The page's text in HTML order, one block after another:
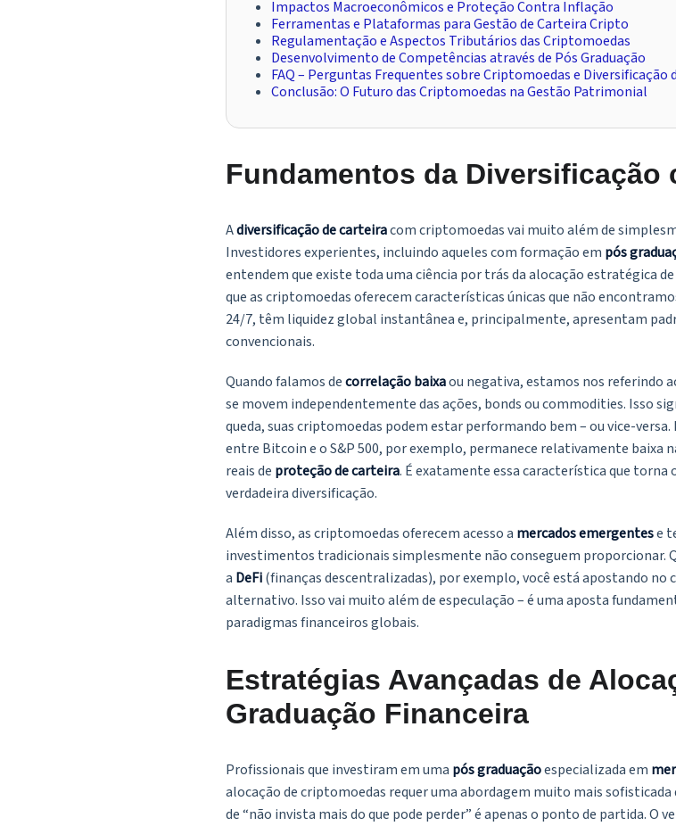
Impactos Macroeconômicos e Proteção Contra Inflação
Ferramentas e Plataformas para Gestão de Carteira Cripto
Regulamentação e Aspectos Tributários das Criptomoedas
Desenvolvimento de Competências através de Pós Graduação
FAQ – Perguntas Frequentes sobre Criptomoedas e Diversificação
Conclusão: O Futuro das Criptomoedas na Gestão Patrimonial
Fundamentos da Diversificação
Adiversificação de carteiracom criptomoedas vai muito além de
Investidores experientes, incluindo aqueles com formação em pós
entendem que existe toda uma ciência por trás da alocação estratégica de
que as criptomoedas oferecem características únicas que não
24/7, têm liquidez global instantânea e, principalmente, apresentam
convencionais.
Quando falamos decorrelação baixaou negativa, estamos nos referindo
se movem independentemente das ações, bonds ou commodities. Isso
queda, suas criptomoedas podem estar performando bem – ou vice-
entre Bitcoin e o S&P 500, por exemplo, permanece relativamente baixa
reais de proteção de carteira. É exatamente essa característica que torna
verdadeira diversificação.
Além disso, as criptomoedas oferecem acesso a mercados emergentese
investimentos tradicionais simplesmente não conseguem proporcionar.
a DeFi(finanças descentralizadas), por exemplo, você está apostando
alternativo. Isso vai muito além de especulação – é uma aposta
paradigmas financeiros globais.
Estratégias Avançadas de
Graduação Financeira
Profissionais que investiram em uma pós graduaçãoespecializada em
alocação de criptomoedas requer uma abordagem muito mais
de “não invista mais do que pode perder” é apenas o ponto de partida. O